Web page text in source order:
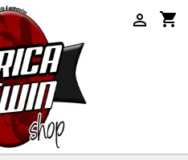
shopping_cart
